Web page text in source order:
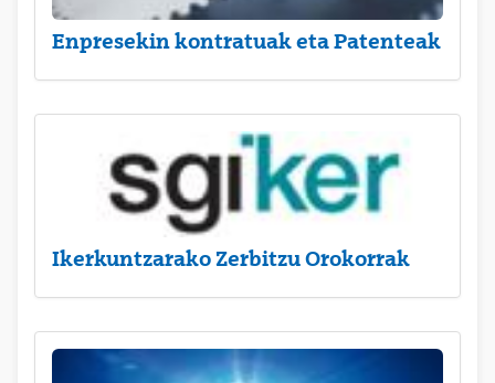
Enpresekin kontratuak eta Patenteak
Ikerkuntzarako Zerbitzu Orokorrak